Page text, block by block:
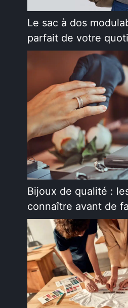
Le sac à dos
parfait de votre
Bijoux de qualité :
connaître avant de